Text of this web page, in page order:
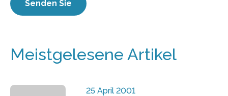
Meistgelesene Artikel
25 April 2001